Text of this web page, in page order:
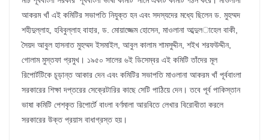
আকরম খাঁ এই কমিটির সভাপতি নিযুক্ত হন এবং সদস্যদের মধ্যে ছিলেন ড. মুহম্মদ
শহীদুল্লাহ, হবিবুল্লাহ বাহার, ড. মোয়াজ্জেম হোসেন, মাওলানা আব্দুল­াহেল বাকী,
সৈয়দ আবুল হাসনাত মুহম্মদ ইসমাইল, আবুল কালাম শামসুদ্দীন, শইখ শরফউদ্দীন,
গোলাম মুস্তফা প্রমুখ। ১৯৫০ সালের ৬ই ডিসেম্বর এই কমিটি তাঁদের মূল
রিপোর্টটিকে চূড়ান্ত আকার দেন এবং কমিটির সভাপতি মাওলানা আকরম খাঁ পূর্ববাংলা
সরকারের শিক্ষা দপ্তরের সেক্রেটারির কাছে সেটি পাঠিয়ে দেন। তবে পূর্ব পাকিস্তান
ভাষা কমিটি পেশকৃত রিপোর্টে বাংলা বর্ণমালা আরবিতে লেখার বিরোধীতা করলে
সরকারের উক্ত প্রয়াস বাধাগ্রস্ত হয়।